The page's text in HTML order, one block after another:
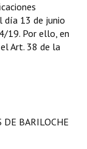
día 13 de junio
19. Por ello, en
Art. 38 de la
DE BARILOCHE